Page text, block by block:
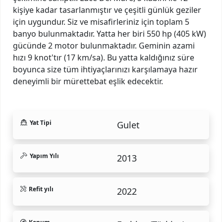
kişiye kadar tasarlanmıştır ve çeşitli günlük geziler
için uygundur. Siz ve misafirleriniz için toplam 5
banyo bulunmaktadır. Yatta her biri 550 hp (405 kW)
gücünde 2 motor bulunmaktadır. Geminin azami
hızı 9 knot'tır (17 km/sa). Bu yatta kaldığınız süre
boyunca size tüm ihtiyaçlarınızı karşılamaya hazır
deneyimli bir mürettebat eşlik edecektir.
Yat Tipi Gulet
Yapım Yılı 2013
Refit yılı 2022